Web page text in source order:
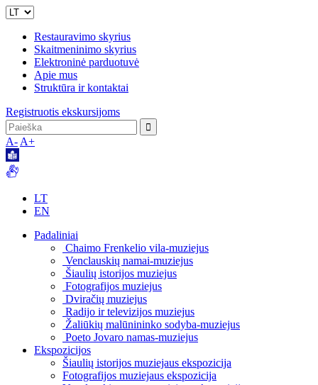
Restauravimo skyrius
Skaitmeninimo skyrius
Elektroninė parduotuvė
Apie mus
Struktūra ir kontaktai
Registruotis ekskursijoms
A- A+
LT
EN
Padaliniai
Chaimo Frenkelio vila-muziejus
Venclauskių namai-muziejus
Šiaulių istorijos muziejus
Fotografijos muziejus
Dviračių muziejus
Radijo ir televizijos muziejus
Žaliūkių malūnininko sodyba-muziejus
Poeto Jovaro namas-muziejus
Ekspozicijos
Šiaulių istorijos muziejaus ekspozicija
Fotografijos muziejaus ekspozicija